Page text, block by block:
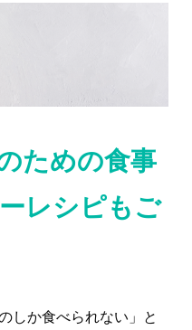
ための食事
レシピもご
しか食べられない」と